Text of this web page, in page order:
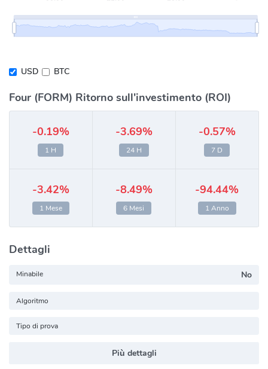
USD BTC
Four (FORM) Ritorno sull'investimento (ROI)
-0.19%
1 H
-3.69%
24 H
-0.57%
7 D
-3.42%
1 Mese
-8.49%
6 Mesi
-94.44%
1 Anno
Dettagli
Minabile No
Algoritmo
Tipo di prova
Più dettagli